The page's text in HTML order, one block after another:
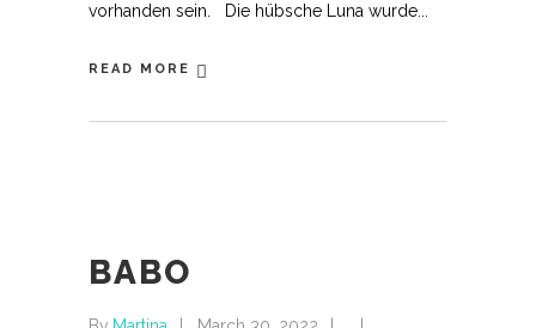
vorhanden sein. Die hübsche Luna wurde
READ MORE
BABO